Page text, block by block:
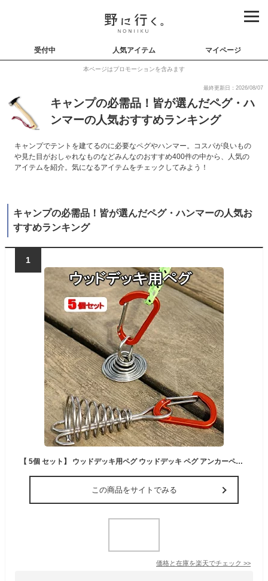
受付中 人気アイテム マイページ
本ページはプロモーションを含みます
最終更新日：2026/08/07
キャンプの必需品！皆が選んだペグ・ハ
ンマーの人気おすすめランキング
キャンプでテントを建てるのに必要なペグやハンマー。コスパが良いもの
や見た目がおしゃれなものなどみんなのおすすめ400件の中から、人気の
アイテムを紹介。気になるアイテムをチェックしてみよう！
キャンプの必需品！皆が選んだペグ・ハンマーの人気お
すすめランキング
1
【 5個 セット】 ウッドデッキ用ペグ ウッドデッキ ペグ アンカーペグ アウトドア カラビナ付き カラビナ キャンプ テント フック レジャー 金具 留め具 小型 軽量 固定 便利グッズ 簡単 送料無料 5-TENTOME
この商品をサイトでみる
価格と在庫を楽天でチェック >>